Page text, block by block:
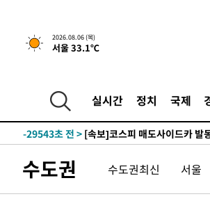
2026.08.06 (목)
서울 33.1℃
실시간 정치 국제
1시간 전 >[속보] "이란-오만, 호르무즈 해협
-31666초 전 >[속보]산업장관 "李정부, 원전
-29750초 전 >
[속보]산업장관 "美무역법 제
-29543초 전 >
-28815초 전 > [속보]전남광주 초대 시민추천
-24943초 전 >
[속보]코스닥, 2.15포인트
-24926초 전 >[속보]코스피, 119.51포인트
수도권 수도권최신 서울